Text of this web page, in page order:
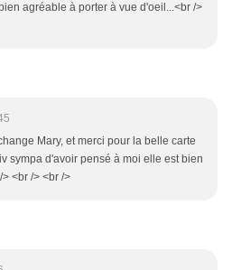
agréable à porter à vue d'oeil...<br />
Mary, et merci pour la belle carte
sympa d'avoir pensé à moi elle est bien
<br /> <br />